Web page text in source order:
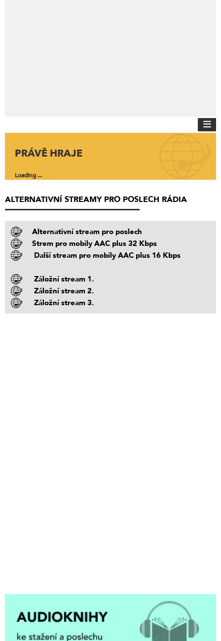
PRÁVĚ HRAJE
Loading ...
ALTERNATIVNÍ STREAMY PRO POSLECH RÁDIA
Alternativní stream pro poslech
Strem pro mobily AAC plus 32 Kbps
Další stream pro mobily AAC plus 16 Kbps
Záložní stream 1.
Záložní stream 2.
Záložní stream 3.